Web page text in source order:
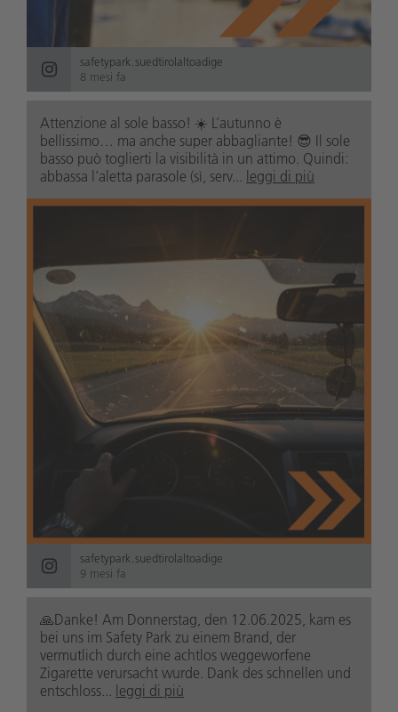
safetypark.suedtirolaltoadige
8 mesi fa
Attenzione al sole basso! ☀️ L’autunno è
bellissimo… ma anche super abbagliante! 😎 Il sole
basso può toglierti la visibilità in un attimo. Quindi:
abbassa l’aletta parasole (sì, serv... leggi di più
safetypark.suedtirolaltoadige
9 mesi fa
🙏Danke! Am Donnerstag, den 12.06.2025, kam es
bei uns im Safety Park zu einem Brand, der
vermutlich durch eine achtlos weggeworfene
Zigarette verursacht wurde. Dank des schnellen und
entschloss... leggi di più